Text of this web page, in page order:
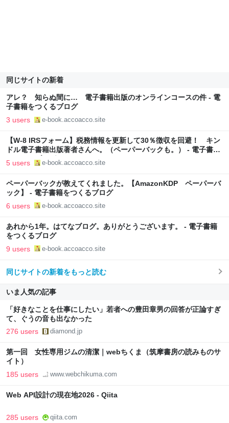
同じサイトの新着
アレ？ 知らぬ間に… 電子書籍出版のオンラインコースの件 - 電
子書籍をつくるブログ
3 users e-book.accoacco.site
【W-8 IRSフォーム】税務情報を更新して30％徴収を回避！ キン
ドル電子書籍出版著者さんへ。（ペーパーバックも。） - 電子書籍
をつくるブログ
5 users e-book.accoacco.site
ペーパーバックが教えてくれました。【AmazonKDP ペーパーバ
ック】 - 電子書籍をつくるブログ
6 users e-book.accoacco.site
あれから1年。はてなブログ。ありがとうございます。 - 電子書籍
をつくるブログ
9 users e-book.accoacco.site
同じサイトの新着をもっと読む
いま人気の記事
「好きなことを仕事にしたい」若者への豊田章男の回答が正論すぎ
て、ぐうの音も出なかった
276 users diamond.jp
第一回 女性専用ジムの清潔｜webちくま（筑摩書房の読みものサ
イト）
185 users www.webchikuma.com
Web API設計の現在地2026 - Qiita
285 users qiita.com